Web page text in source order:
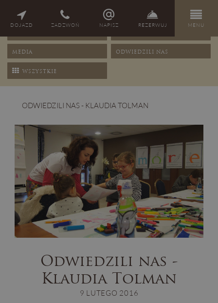
DOJAZD ZADZWOŃ NAPISZ REZERWUJ MENU
NAGRODY
MEDIA ODWIEDZILI NAS
WSZYSTKIE
ODWIEDZILI NAS - KLAUDIA TOLMAN
Odwiedzili nas -
Klaudia Tolman
9 LUTEGO 2016